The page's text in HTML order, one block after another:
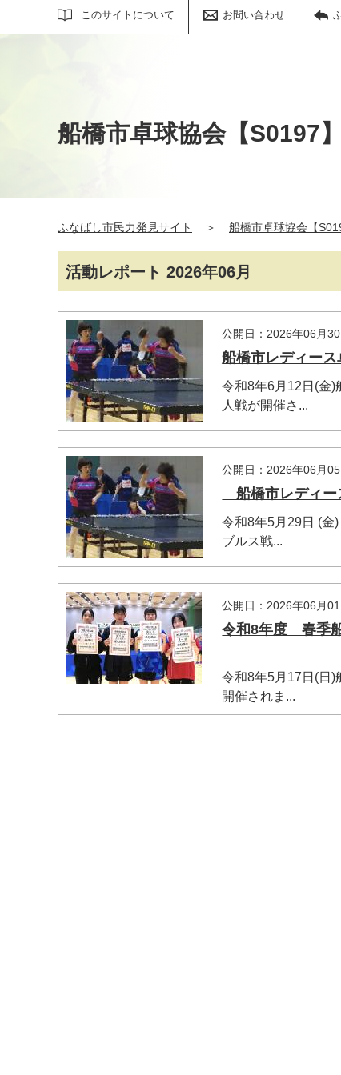
このサイトについて お問い合わせ
サイト内検索
船橋市卓球協会【S0197】
ふなばし市民力発見サイト ＞ 船橋市卓球協会【
活動レポート 2026年06月
公開日：2026年06月30
船橋市レディー
令和8年6月12日(金)
人戦が開催さ...
公開日：2026年06月05
船橋市レディ
令和8年5月29日 (金
ブルス戦...
公開日：2026年06月01
令和8年度 春季
令和8年5月17日(日)
開催されま...
マイメディア検索